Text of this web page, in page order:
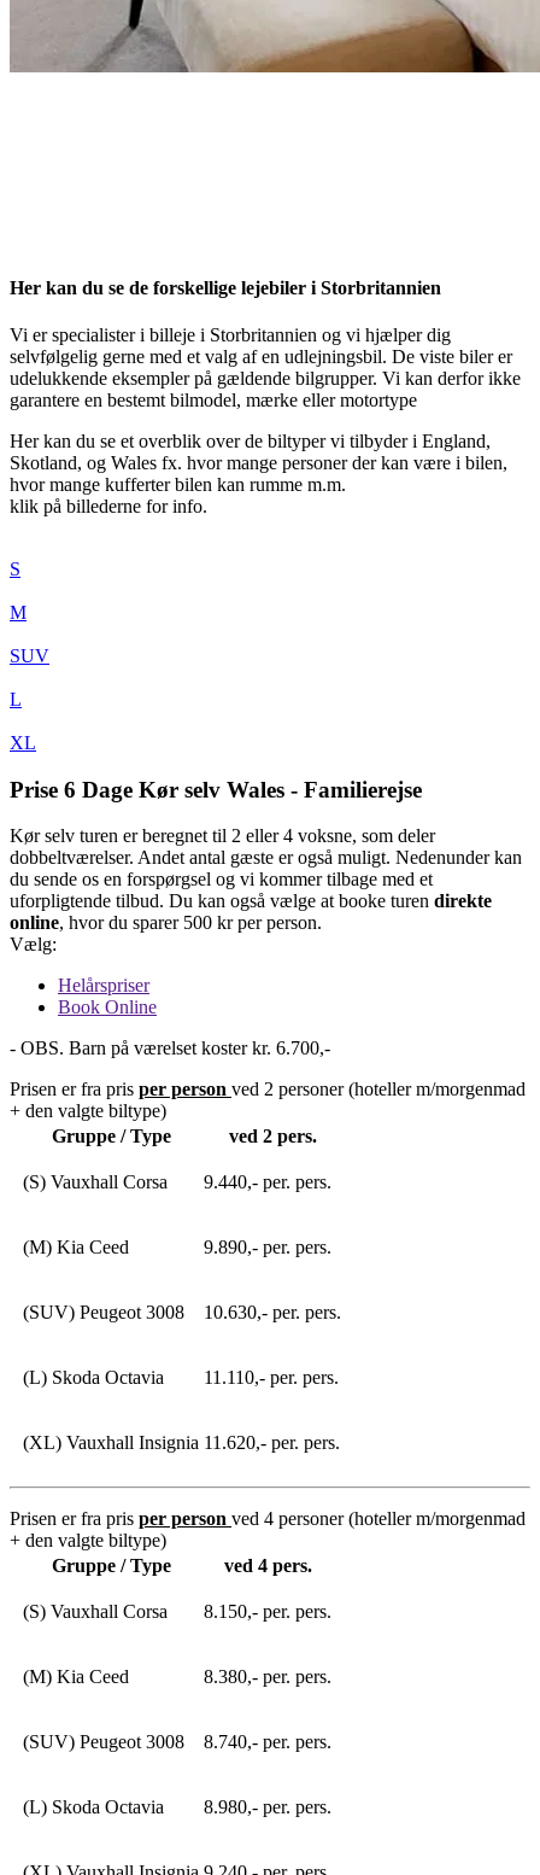
Her kan du se de forskellige lejebiler i Storbritannien
Vi er specialister i billeje i Storbritannien og vi hjælper dig
selvfølgelig gerne med et valg af en udlejningsbil. De viste biler er
udelukkende eksempler på gældende bilgrupper. Vi kan derfor ikke
garantere en bestemt bilmodel, mærke eller motortype
Her kan du se et overblik over de biltyper vi tilbyder i England,
Skotland, og Wales fx. hvor mange personer der kan være i bilen,
hvor mange kufferter bilen kan rumme m.m.
klik på billederne for info.
S
M
SUV
L
XL
Prise 6 Dage Kør selv Wales - Familierejse
Kør selv turen er beregnet til 2 eller 4 voksne, som deler
dobbeltværelser. Andet antal gæste er også muligt. Nedenunder kan
du sende os en forspørgsel og vi kommer tilbage med et
uforpligtende tilbud. Du kan også vælge at booke turen direkte
online, hvor du sparer 500 kr per person.
Vælg:
Helårspriser
Book Online
- OBS. Barn på værelset koster kr. 6.700,-
Prisen er fra pris per person ved 2 personer (hoteller m/morgenmad
+ den valgte biltype)
Gruppe / Type
ved 2 pers.
(S) Vauxhall Corsa 9.440,- per. pers.
(M) Kia Ceed 9.890,- per. pers.
(SUV) Peugeot 3008 10.630,- per. pers.
(L) Skoda Octavia 11.110,- per. pers.
(XL) Vauxhall Insignia 11.620,- per. pers.
Prisen er fra pris per person ved 4 personer (hoteller m/morgenmad
+ den valgte biltype)
Gruppe / Type
ved 4 pers.
(S) Vauxhall Corsa 8.150,- per. pers.
(M) Kia Ceed 8.380,- per. pers.
(SUV) Peugeot 3008 8.740,- per. pers.
(L) Skoda Octavia 8.980,- per. pers.